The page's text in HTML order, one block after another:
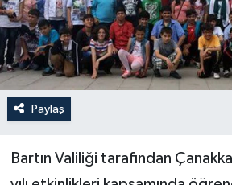
Paylaş
Bartın Valiliği tarafından
Tarım
Turizm
Yaşam
DÜNYA